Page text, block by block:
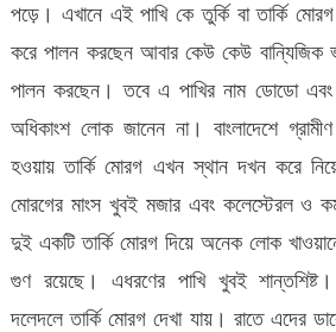
পড়ে। এখানে এই পাখি কে তুর্কি বা তার্কি
করে পালন করছেন আবার কেউ কেউ বান্যিজিক
পালন করছেন। তবে এ পাখির নাম ডোডো এবং
অধিকাংশ লোক জানেন না। বাংলাদেশে
হওয়ায় তার্কি মোরগ এখন স্থান দখন করে
মোরগের মাংস খুবই মজার এবং কলেস্টেরল ও
দুই একটি তার্কি মোরগ দিয়ে অনেক লোক
গুণ রয়েছে। এধরণের পাখি খুবই শান্তশিষ্ট।
দলেদলে তার্কি মোরগ দেখা যায়। রাতে এদের